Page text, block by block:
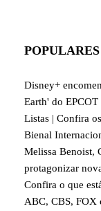
Disney+
Earth' do EPCOT
Listas | Confira
Bienal
Melissa Benoist,
protagonizar
Confira o que
ABC, CBS, FOX